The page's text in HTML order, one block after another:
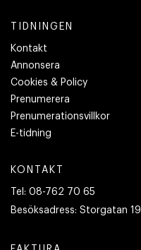
TIDNINGEN
Kontakt
Annonsera
Cookies & Policy
Prenumerera
Prenumerationsvillkor
E-tidning
KONTAKT
Tel: 08-762 70 65
Besöksadress: Storgatan 19